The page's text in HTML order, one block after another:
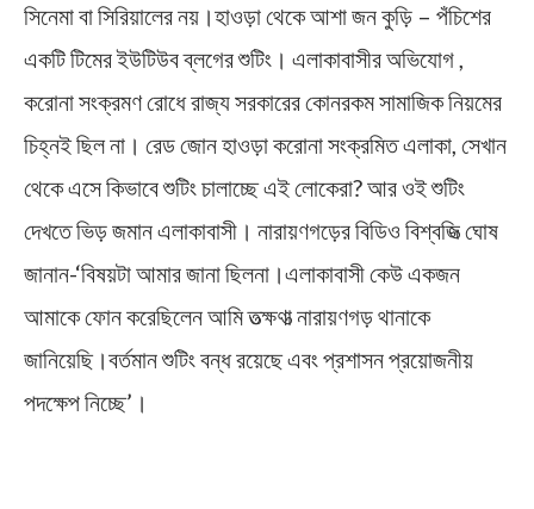
সিনেমা বা সিরিয়ালের নয়।হাওড়া থেকে আশা জন কুড়ি – পঁচিশের
একটি টিমের ইউটিউব ব্লগের শুটিং। এলাকাবাসীর অভিযোগ ,
করোনা সংক্রমণ রোধে রাজ্য সরকারের কোনরকম সামাজিক নিয়মের
চিহ্নই ছিল না। রেড জোন হাওড়া করোনা সংক্রমিত এলাকা, সেখান
থেকে এসে কিভাবে শুটিং চালাচ্ছে এই লোকেরা? আর ওই শুটিং
দেখতে ভিড় জমান এলাকাবাসী। নারায়ণগড়ের বিডিও বিশ্বজিত্‍ ঘোষ
জানান-‘বিষয়টা আমার জানা ছিলনা।এলাকাবাসী কেউ একজন
আমাকে ফোন করেছিলেন আমি তত্‍ক্ষণাত্‍ নারায়ণগড় থানাকে
জানিয়েছি।বর্তমান শুটিং বন্ধ রয়েছে এবং প্রশাসন প্রয়োজনীয়
পদক্ষেপ নিচ্ছে’।